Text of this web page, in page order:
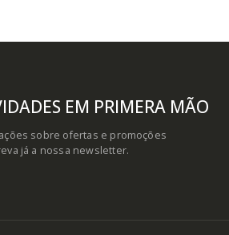
EM PRIMERA MÃO
sobre ofertas e promoções
já a nossa newsletter.